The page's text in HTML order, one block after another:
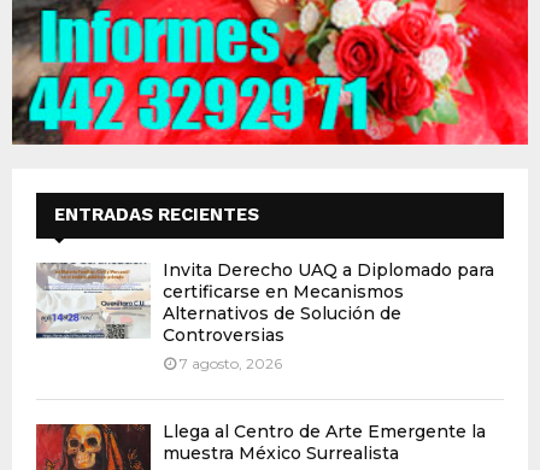
ENTRADAS RECIENTES
Invita Derecho UAQ a Diplomado para
certificarse en Mecanismos
Alternativos de Solución de
Controversias
7 agosto, 2026
Llega al Centro de Arte Emergente la
muestra México Surrealista